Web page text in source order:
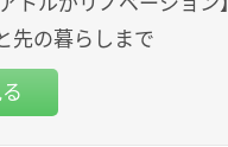
先の暮らしまで